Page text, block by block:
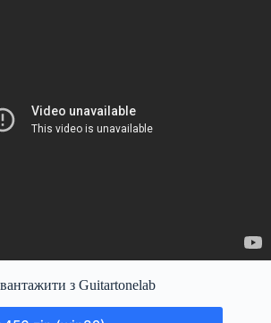
з Guitartonelab